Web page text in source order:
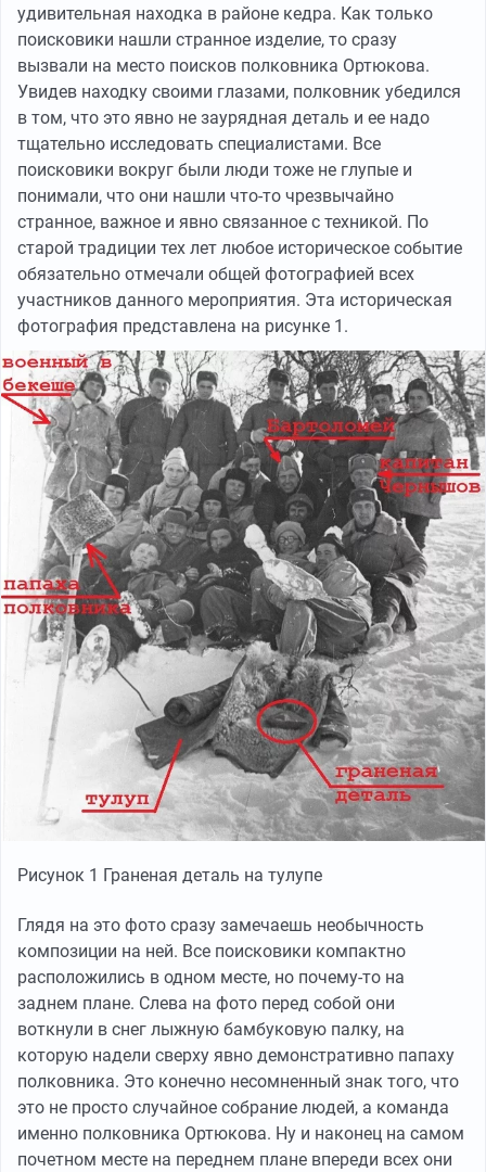
удивительная находка в районе кедра. Как только
поисковики нашли странное изделие, то сразу
вызвали на место поисков полковника Ортюкова.
Увидев находку своими глазами, полковник убедился
в том, что это явно не заурядная деталь и ее надо
тщательно исследовать специалистами. Все
поисковики вокруг были люди тоже не глупые и
понимали, что они нашли что-то чрезвычайно
странное, важное и явно связанное с техникой. По
старой традиции тех лет любое историческое событие
обязательно отмечали общей фотографией всех
участников данного мероприятия. Эта историческая
фотография представлена на рисунке 1.
Рисунок 1 Граненая деталь на тулупе
Глядя на это фото сразу замечаешь необычность
композиции на ней. Все поисковики компактно
расположились в одном месте, но почему-то на
заднем плане. Слева на фото перед собой они
воткнули в снег лыжную бамбуковую палку, на
которую надели сверху явно демонстративно папаху
полковника. Это конечно несомненный знак того, что
это не просто случайное собрание людей, а команда
именно полковника Ортюкова. Ну и наконец на самом
почетном месте на переднем плане впереди всех они